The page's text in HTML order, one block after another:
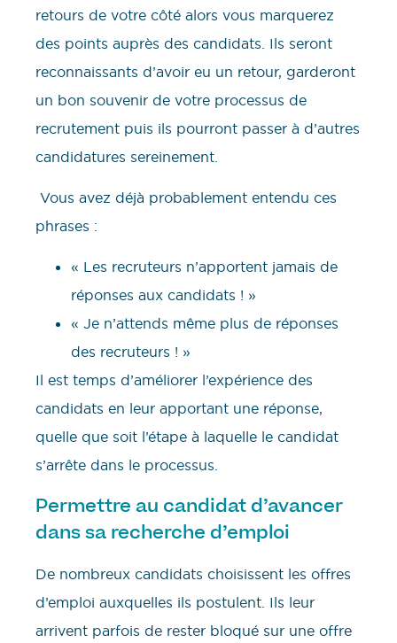
retours de votre côté alors vous marquerez
des points auprès des candidats. Ils seront
reconnaissants d’avoir eu un retour, garderont
un bon souvenir de votre processus de
recrutement puis ils pourront passer à d’autres
candidatures sereinement.
Vous avez déjà probablement entendu ces
phrases :
« Les recruteurs n’apportent jamais de
réponses aux candidats ! »
« Je n’attends même plus de réponses
des recruteurs ! »
Il est temps d’améliorer l’expérience des
candidats en leur apportant une réponse,
quelle que soit l’étape à laquelle le candidat
s’arrête dans le processus.
Permettre au candidat d’avancer
dans sa recherche d’emploi
De nombreux candidats choisissent les offres
d’emploi auxquelles ils postulent. Ils leur
arrivent parfois de rester bloqué sur une offre